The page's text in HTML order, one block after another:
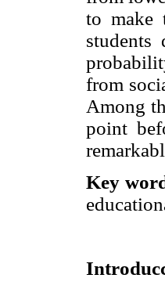
to make
from
Among
point
Key